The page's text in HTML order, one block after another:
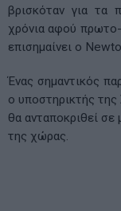
βρισκόταν για τα
χρόνια αφού
επισημαίνει ο
Ένας σημαντικός
ο υποστηρικτής της
θα ανταποκριθεί σε
της χώρας.